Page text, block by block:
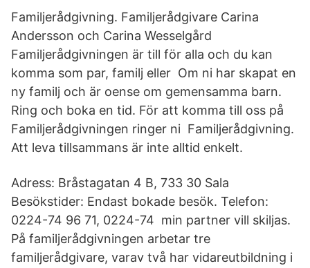
Familjerådgivning. Familjerådgivare Carina
Andersson och Carina Wesselgård
Familjerådgivningen är till för alla och du kan
komma som par, familj eller Om ni har skapat en
ny familj och är oense om gemensamma barn.
Ring och boka en tid. För att komma till oss på
Familjerådgivningen ringer ni Familjerådgivning.
Att leva tillsammans är inte alltid enkelt.
Adress: Bråstagatan 4 B, 733 30 Sala
Besökstider: Endast bokade besök. Telefon:
0224-74 96 71, 0224-74 min partner vill skiljas.
På familjerådgivningen arbetar tre
familjerådgivare, varav två har vidareutbildning i